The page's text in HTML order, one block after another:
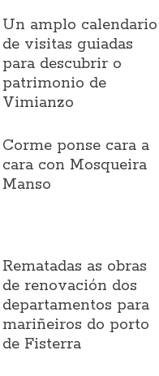
Un amplo calendario
de visitas guiadas
para descubrir o
patrimonio de
Vimianzo
Corme ponse cara a
cara con Mosqueira
Manso
Rematadas as obras
de renovación dos
departamentos para
mariñeiros do porto
de Fisterra